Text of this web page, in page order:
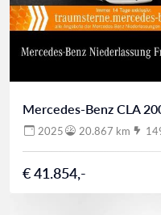
Mercedes-Benz CLA
2025 20.867 km
€ 41.854,-